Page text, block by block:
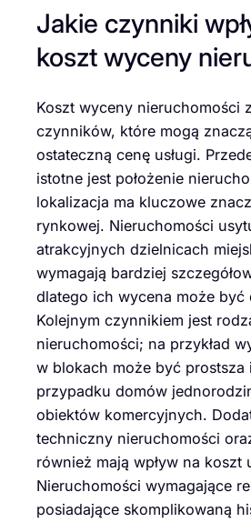
Jakie czynniki
koszt wyceny
Koszt wyceny nieruchomości
czynników, które mogą
ostateczną cenę usługi.
istotne jest położenie
lokalizacja ma kluczowe
rynkowej. Nieruchomości
atrakcyjnych dzielnicach
wymagają bardziej
dlatego ich wycena może być
Kolejnym czynnikiem jest
nieruchomości; na przykład
w blokach może być prostsza
przypadku domów
obiektów komercyjnych.
techniczny nieruchomości
również mają wpływ na koszt
Nieruchomości wymagające
posiadające skomplikowaną